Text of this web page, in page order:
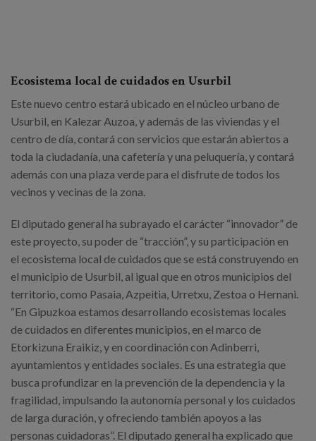
Ecosistema local de cuidados en Usurbil
Este nuevo centro estará ubicado en el núcleo urbano de
Usurbil, en Kalezar Auzoa, y además de las viviendas y el
centro de día, contará con servicios que estarán abiertos a
toda la ciudadanía, una cafetería y una peluquería, y contará
además con una plaza verde para el disfrute de todos los
vecinos y vecinas de la zona.
El diputado general ha subrayado el carácter “innovador” de
este proyecto, su poder de “tracción”, y su participación en
el ecosistema local de cuidados que se está construyendo en
el municipio de Usurbil, al igual que en otros municipios del
territorio, como Pasaia, Azpeitia, Urretxu, Zestoa o Hernani.
“En Gipuzkoa estamos desarrollando ecosistemas locales
de cuidados en diferentes municipios, en el marco de
Etorkizuna Eraikiz, y en coordinación con Adinberri,
ayuntamientos y entidades sociales. Es una estrategia que
busca profundizar en la prevención de la dependencia y la
fragilidad, impulsando la autonomía personal y los cuidados
de larga duración, y ofreciendo también apoyos a las
personas cuidadoras”. El diputado general ha explicado que